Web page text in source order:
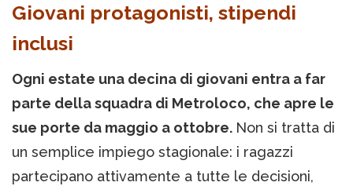
Giovani protagonisti, stipendi
inclusi
Ogni estate una decina di giovani entra a far
parte della squadra di Metroloco, che apre le
sue porte da maggio a ottobre. Non si tratta di
un semplice impiego stagionale: i ragazzi
partecipano attivamente a tutte le decisioni,